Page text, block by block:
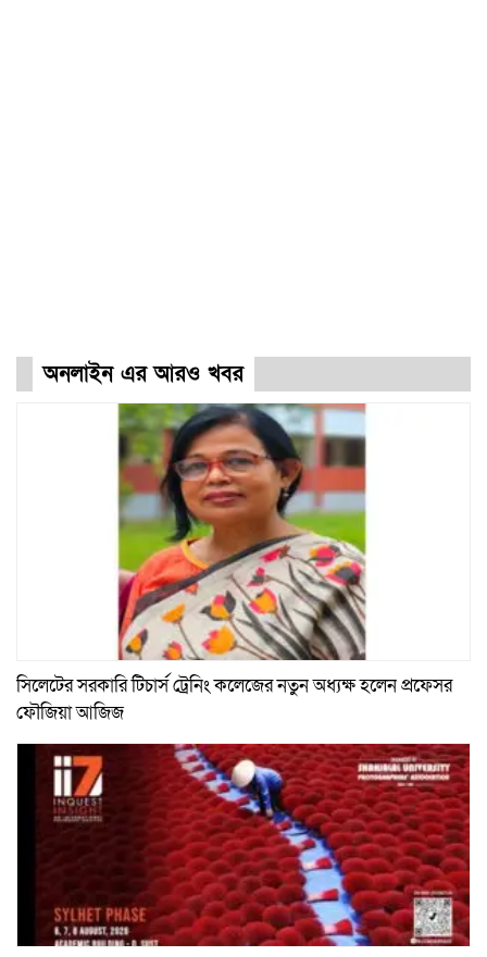
অনলাইন এর আরও খবর
সিলেটের সরকারি টিচার্স ট্রেনিং কলেজের নতুন অধ্যক্ষ হলেন প্রফেসর
ফৌজিয়া আজিজ